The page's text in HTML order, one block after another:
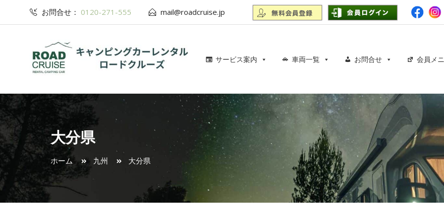
お問合せ： 0120-271-555 mail@roadcruise.jp
サービス案内 車両一覧 お問合せ 会員メ
大分県
ホーム 九州 大分県